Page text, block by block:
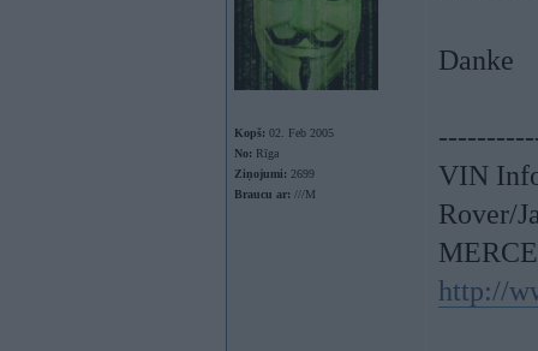
Kopš: 02. Feb 2005
No: Rīga
Ziņojumi: 2699
Braucu ar: ///M
Danke
VIN
Rover/
http://